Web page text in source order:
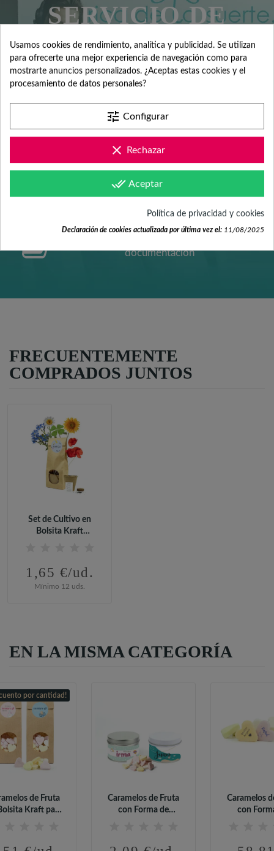
SERVICIO DE
ATENCIÓN AL
CLIENTE
Mándanos tus dudas a
hola@fabricadelasuerte.es
Revisa nuestras páginas de
documentación
FRECUENTEMENTE
COMPRADOS JUNTOS
Set de Cultivo en
Bolsita Kraft
1,65 €/ud.
Mínimo 12 uds.
EN LA MISMA CATEGORÍA
por cantidad!
de Fruta
Kraft para
Caramelos de Fruta
con Forma de
Caramelos
con
Usamos cookies de rendimiento, analítica y publicidad. Se utilizan
para ofrecerte una mejor experiencia de navegación como para
mostrarte anuncios personalizados. ¿Aceptas estas cookies y el
procesamiento de datos personales?
tune Configurar
clear Rechazar
done_all Aceptar
Política de privacidad y cookies
Declaración de cookies actualizada por última vez el: 11/08/2025